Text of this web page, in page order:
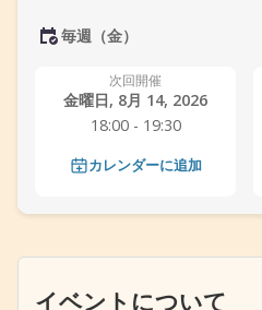
イベントを追加
毎週（金）
次回開催
金曜日, 8月 14, 2026
18:00 - 19:30
カレンダーに追加
イベントについて